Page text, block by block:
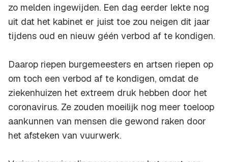
zo melden ingewijden. Een dag eerder lekte nog
uit dat het kabinet er juist toe zou neigen dit jaar
tijdens oud en nieuw géén verbod af te kondigen.
Daarop riepen burgemeesters en artsen riepen op
om toch een verbod af te kondigen, omdat de
ziekenhuizen het extreem druk hebben door het
coronavirus. Ze zouden moeilijk nog meer toeloop
aankunnen van mensen die gewond raken door
het afsteken van vuurwerk.